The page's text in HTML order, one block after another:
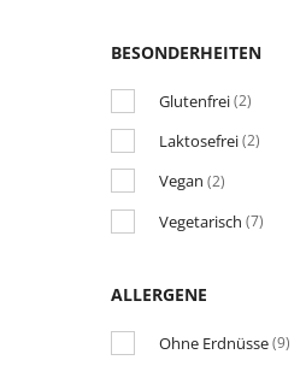
BESONDERHEITEN
Glutenfrei(2)
Laktosefrei(2)
Vegan (2)
Vegetarisch (7)
ALLERGENE
Ohne Erdnüsse(9)